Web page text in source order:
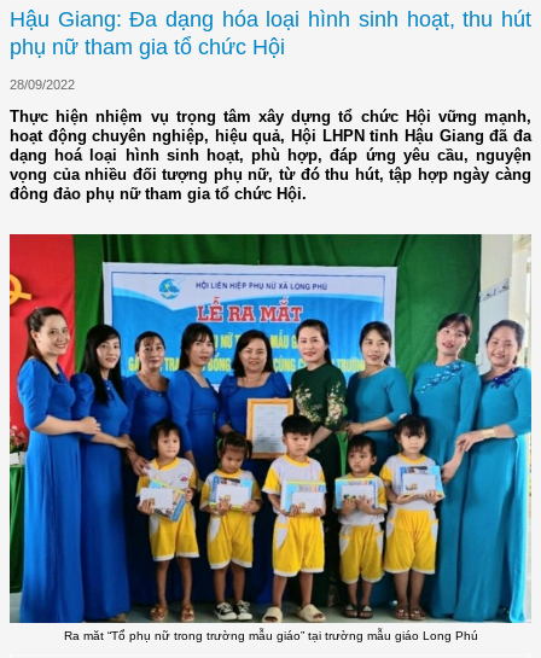
Hậu Giang: Đa dạng hóa loại hình sinh hoạt, thu hút
phụ nữ tham gia tổ chức Hội
28/09/2022
Thực hiện nhiệm vụ trọng tâm xây dựng tổ chức Hội vững mạnh,
hoạt động chuyên nghiệp, hiệu quả, Hội LHPN tỉnh Hậu Giang đã đa
dạng hoá loại hình sinh hoạt, phù hợp, đáp ứng yêu cầu, nguyện
vọng của nhiều đối tượng phụ nữ, từ đó thu hút, tập hợp ngày càng
đông đảo phụ nữ tham gia tổ chức Hội.
Ra măt “Tổ phụ nữ trong trường mẫu giáo” tại trường mẫu giáo Long Phú